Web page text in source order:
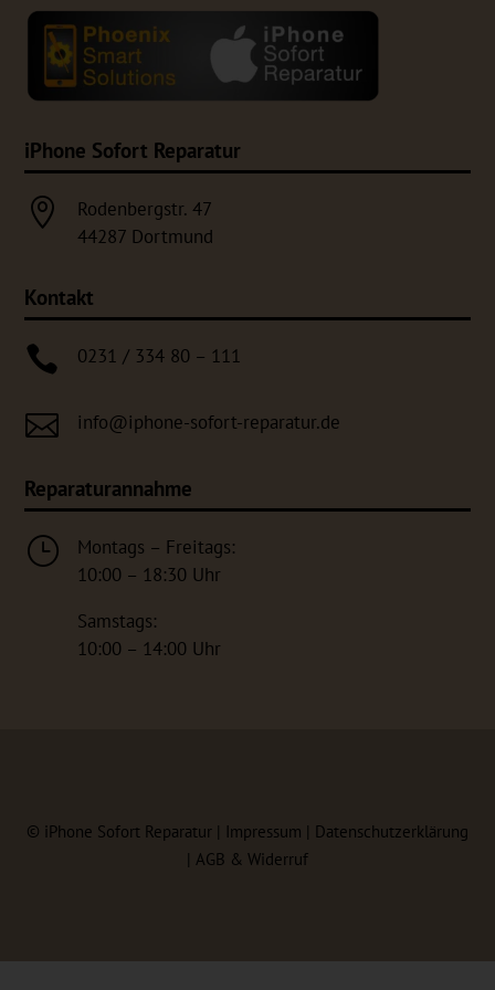
iPhone Sofort Reparatur

Rodenbergstr. 47
44287 Dortmund
Kontakt
 0231 / 334 80 – 111
 info@iphone-sofort-reparatur.de
Reparaturannahme
}
Montags – Freitags:
10:00 – 18:30 Uhr
Samstags:
10:00 – 14:00 Uhr
© iPhone Sofort Reparatur | Impressum | Datenschutzerklärung
| AGB & Widerruf